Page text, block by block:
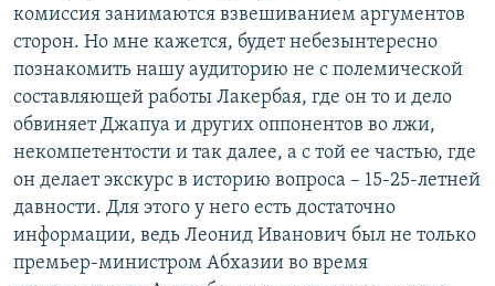
комиссия занимаются взвешиванием аргументов
сторон. Но мне кажется, будет небезынтересно
познакомить нашу аудиторию не с полемической
составляющей работы Лакербая, где он то и дело
обвиняет Джапуа и других оппонентов во лжи,
некомпетентости и так далее, а с той ее частью, где
он делает экскурс в историю вопроса – 15-25-летней
давности. Для этого у него есть достаточно
информации, ведь Леонид Иванович был не только
премьер-министром Абхазии во время